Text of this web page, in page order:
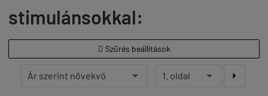
stimulánsokkal:
 Szűrés beállítások
